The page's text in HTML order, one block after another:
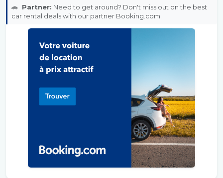
🚗 Partner: Need to get around? Don't miss out on the best
car rental deals with our partner Booking.com.